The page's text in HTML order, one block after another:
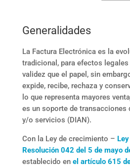
Generalidades
La Factura Electrónica es la
tradicional, para efectos
validez que el papel, sin
expide, recibe, rechaza y
lo que representa mayores
es un soporte de transacciones
y/o servicios (DIAN).
Con la Ley de crecimiento –
Resolución 042 del 5 de mayo
establecido en el artículo 615